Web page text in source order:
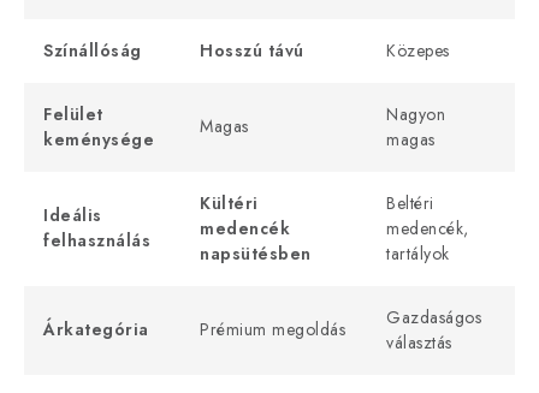
Színállóság Hosszú távú Közepes
Felület
keménysége
Magas
Nagyon
magas
Ideális
felhasználás
Kültéri
medencék
napsütésben
Beltéri
medencék,
tartályok
Árkategória Prémium megoldás
Gazdaságos
választás